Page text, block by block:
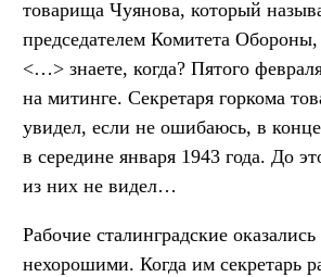
товарища Чуянова, который
председателем Комитета
<…> знаете, когда? Пятого
на митинге. Секретаря горкома
увидел, если не ошибаюсь, в
в середине января 1943 года. До
из них не видел…
Рабочие сталинградские
нехорошими. Когда им секретарь